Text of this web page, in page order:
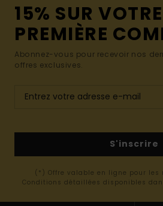
15% SUR VOTRE
PREMIÈRE
Abonnez-vous pour recevoir nos
offres exclusives.
S'inscrire
(*) Offre valable en ligne pour les
Conditions détaillées disponibles